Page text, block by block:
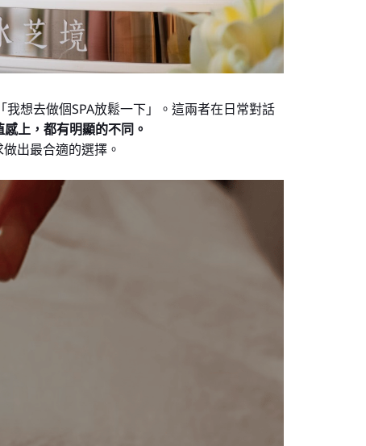
想去做個SPA放鬆一下」。這兩者在日常對話
上，都有明顯的不同。
出最合適的選擇。